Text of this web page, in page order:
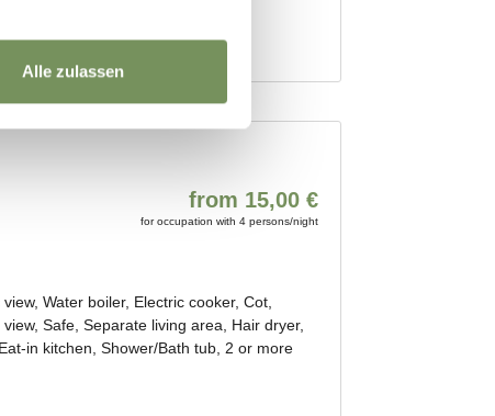
Alle zulassen